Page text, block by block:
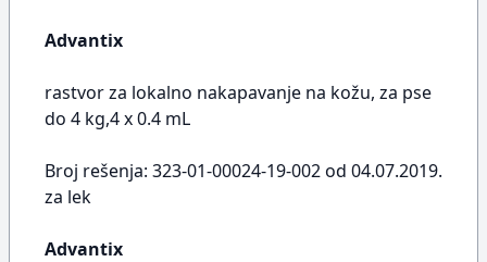
Advantix
rastvor za lokalno nakapavanje na kožu, za pse
do 4 kg,4 x 0.4 mL
Broj rešenja: 323-01-00024-19-002 od 04.07.2019.
za lek
Advantix